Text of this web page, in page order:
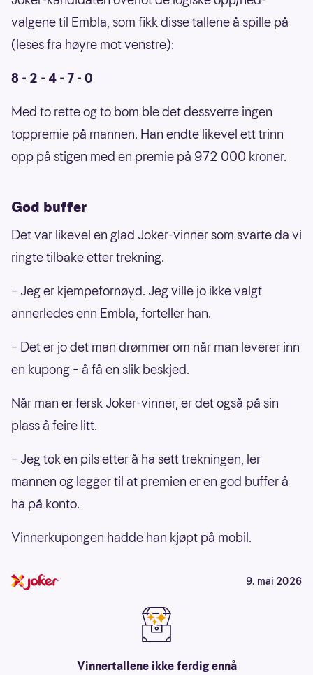
valgene til Embla, som fikk disse tallene å spille på
(leses fra høyre mot venstre):
8 - 2 - 4 - 7 - 0
Med to rette og to bom ble det dessverre ingen
toppremie på mannen. Han endte likevel ett trinn
opp på stigen med en premie på 972 000 kroner.
God buffer
Det var likevel en glad Joker-vinner som svarte da vi
ringte tilbake etter trekning.
– Jeg er kjempefornøyd. Jeg ville jo ikke valgt
annerledes enn Embla, forteller han.
– Det er jo det man drømmer om når man leverer inn
en kupong – å få en slik beskjed.
Når man er fersk Joker-vinner, er det også på sin
plass å feire litt.
– Jeg tok en pils etter å ha sett trekningen, ler
mannen og legger til at premien er en god buffer å
ha på konto.
Vinnerkupongen hadde han kjøpt på mobil.
9. mai 2026
Vinnertallene ikke ferdig ennå